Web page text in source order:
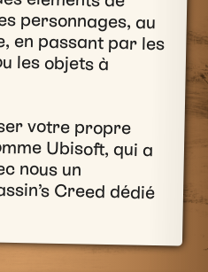
votre propre
Ubisoft, qui a
nous un
Creed dédié